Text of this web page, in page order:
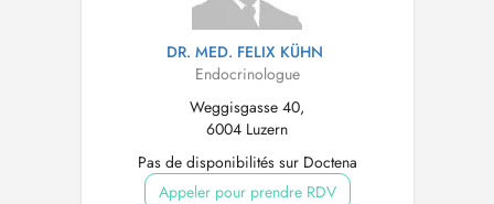
DR. MED. FELIX KÜHN
Endocrinologue
Weggisgasse 40,
6004 Luzern
Pas de disponibilités sur Doctena
Appeler pour prendre RDV